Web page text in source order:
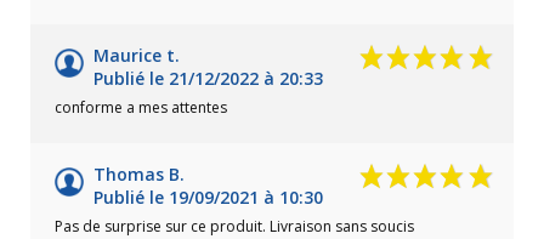
Maurice t.
Publié le 21/12/2022 à 20:33
conforme a mes attentes
Thomas B.
Publié le 19/09/2021 à 10:30
Pas de surprise sur ce produit. Livraison sans soucis